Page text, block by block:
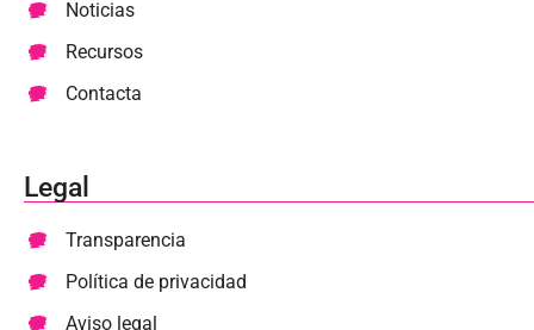
Noticias
Recursos
Contacta
Legal
Transparencia
Política de privacidad
Aviso legal